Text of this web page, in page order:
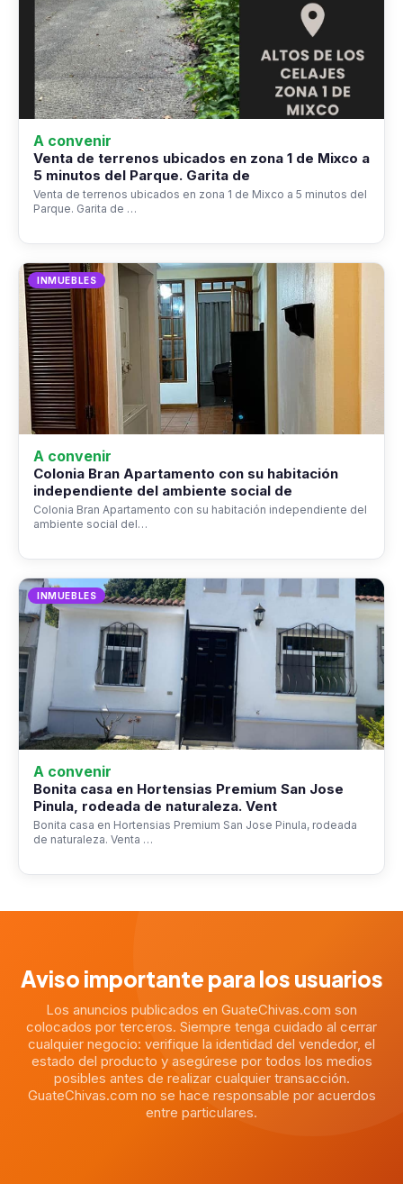
A convenir
Venta de terrenos ubicados en zona 1 de Mixco a
5 minutos del Parque. Garita de
Venta de terrenos ubicados en zona 1 de Mixco a 5 minutos del
Parque. Garita de …
INMUEBLES
A convenir
Colonia Bran Apartamento con su habitación
independiente del ambiente social de
Colonia Bran Apartamento con su habitación independiente del
ambiente social del…
INMUEBLES
A convenir
Bonita casa en Hortensias Premium San Jose
Pinula, rodeada de naturaleza. Vent
Bonita casa en Hortensias Premium San Jose Pinula, rodeada
de naturaleza. Venta …
Aviso importante para los usuarios
Los anuncios publicados en GuateChivas.com son
colocados por terceros. Siempre tenga cuidado al cerrar
cualquier negocio: verifique la identidad del vendedor, el
estado del producto y asegúrese por todos los medios
posibles antes de realizar cualquier transacción.
GuateChivas.com no se hace responsable por acuerdos
entre particulares.